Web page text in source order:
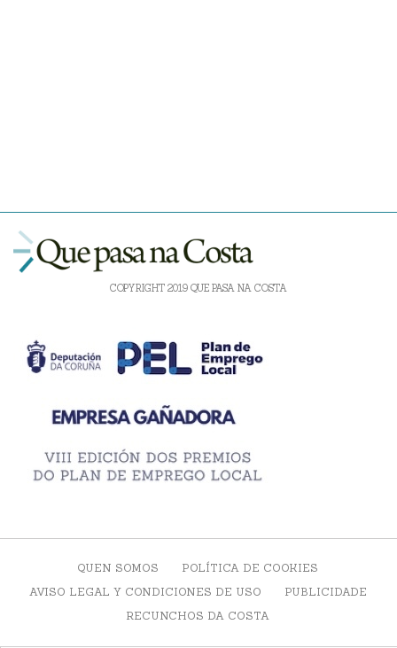
COPYRIGHT 2019 QUE PASA NA COSTA
QUEN SOMOS
POLÍTICA DE COOKIES
AVISO LEGAL Y CONDICIONES DE USO
PUBLICIDADE
RECUNCHOS DA COSTA